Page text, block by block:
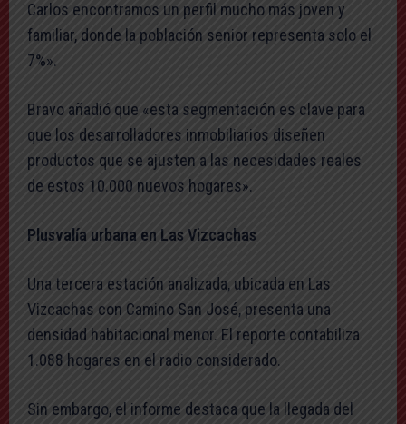
Carlos encontramos un perfil mucho más joven y
familiar, donde la población senior representa solo el
7%».
Bravo añadió que «esta segmentación es clave para
que los desarrolladores inmobiliarios diseñen
productos que se ajusten a las necesidades reales
de estos 10.000 nuevos hogares».
Plusvalía urbana en Las Vizcachas
Una tercera estación analizada, ubicada en Las
Vizcachas con Camino San José, presenta una
densidad habitacional menor. El reporte contabiliza
1.088 hogares en el radio considerado.
Sin embargo, el informe destaca que la llegada del